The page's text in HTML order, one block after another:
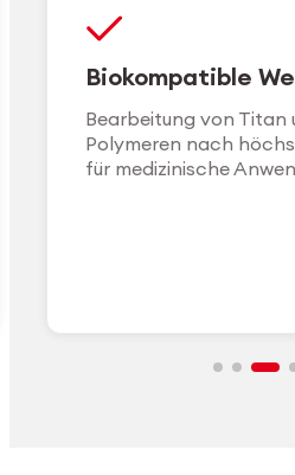
Biokompatible
Bearbeitung von Titan
Polymeren nach
für medizinische